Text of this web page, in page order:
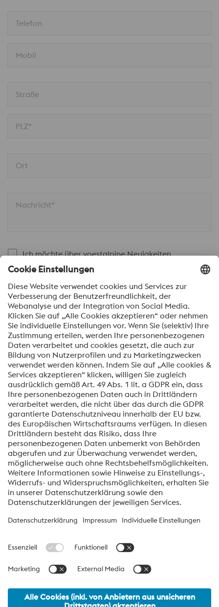
Telefon
Mobil
Straße
PLZ*
Ort
Nachricht*
Ich möchte über voestalpine Neuigkeiten
automatisch informiert werden.
SENDEN
Anti-Roboter-Verifizierung
Hier klicken
FriendlyCaptcha ⇗
Mit dem Absenden dieses Formulars werden Ihre
personenbezogenen Daten zum Zweck der Bearbeitung
Ihrer Anfrage verarbeitet. Weitere Informationen zur
Verarbeitung Ihrer personenbezogenen Daten sowie zu
Ihren Rechten finden Sie in unserer
Datenschutzmitteilung.
voestalpine High Performance Metals International
GmbH
Die voestalpine High Performance Metals International GmbH ist
eine österreichische Vertriebsgesellschaft der High Performance
Metals Division des voestalpine-Konzerns. Die Division
Produktsegmente und ist weltweit Marktführer für
Werkzeugstähle und Sonderwerkstoffe.
voestalpine Group Navigation